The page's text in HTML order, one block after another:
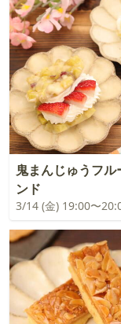
鬼まんじゅうフル
ンド
3/14 (金) 19:00〜